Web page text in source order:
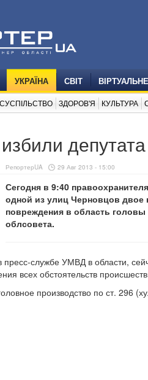
УКРАЇНА СВІТ
СУСПІЛЬСТВО ЗДОРОВ'Я КУЛЬТУРА
депутата
РепортерUA 29 Авг 2013 - 15:00
Сегодня в 9:40
одной из улиц Черновцов двое
повреждения в область
облсовета.
службе УМВД в области,
всех обстоятельств
производство по ст. 296